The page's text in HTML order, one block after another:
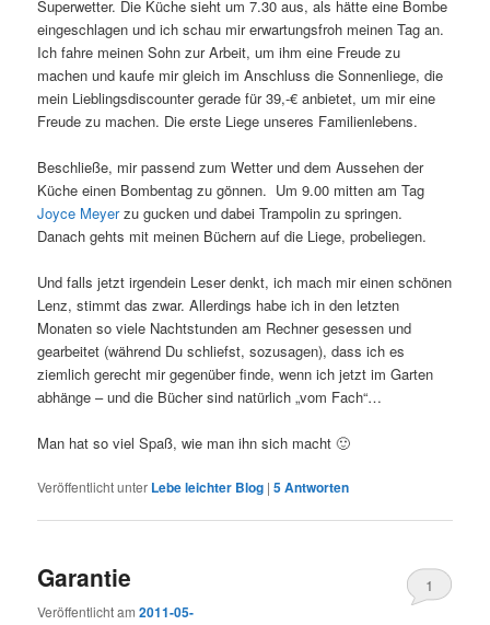
Superwetter. Die Küche sieht um 7.30 aus, als hätte eine Bombe
eingeschlagen und ich schau mir erwartungsfroh meinen Tag an.
Ich fahre meinen Sohn zur Arbeit, um ihm eine Freude zu
machen und kaufe mir gleich im Anschluss die Sonnenliege, die
mein Lieblingsdiscounter gerade für 39,-€ anbietet, um mir eine
Freude zu machen. Die erste Liege unseres Familienlebens.
Beschließe, mir passend zum Wetter und dem Aussehen der
Küche einen Bombentag zu gönnen. Um 9.00 mitten am Tag
Joyce Meyerzu gucken und dabei Trampolin zu springen.
Danach gehts mit meinen Büchern auf die Liege, probeliegen.
Und falls jetzt irgendein Leser denkt, ich mach mir einen schönen
Lenz, stimmt das zwar. Allerdings habe ich in den letzten
Monaten so viele Nachtstunden am Rechner gesessen und
gearbeitet (während Du schliefst, sozusagen), dass ich es
ziemlich gerecht mir gegenüber finde, wenn ich jetzt im Garten
abhänge – und die Bücher sind natürlich „vom Fach“…
Man hat so viel Spaß, wie man ihn sich macht 🙂
Veröffentlicht unter Lebe leichter Blog |5Antworten
Garantie
Veröffentlicht am2011-05-
1